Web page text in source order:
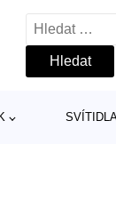
Vyhledávání